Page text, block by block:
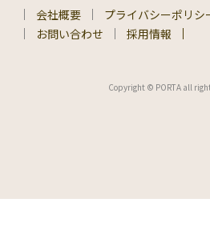
会社概要 プライバシーポリシ
お問い合わせ
採用情報
Copyright © PORTA all